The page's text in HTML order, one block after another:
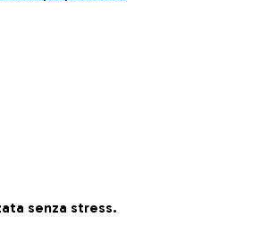
senza stress.